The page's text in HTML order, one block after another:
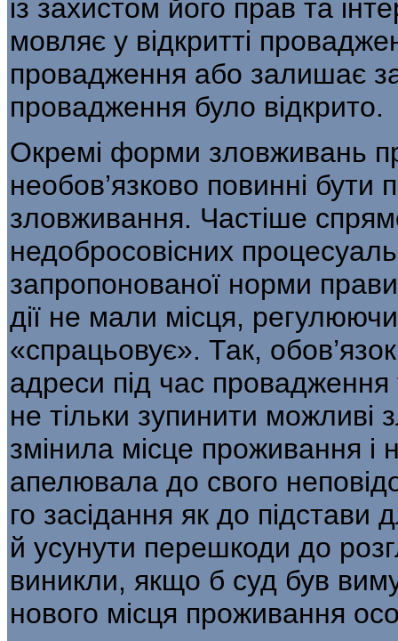
із захистом його прав та
мовляє у відкритті
проваджен­ня або залишає
провадження було відкрито.
Окремі форми зловживань
необов’язково повинні бути
зловживання. Частіше
недобросовісних
запропонованої норми
дії не мали місця,
«спрацьовує». Так,
адреси під час
не тільки зупинити
змінила місце проживання
апелювала до свого
го засідання як до підстави
й усунути перешкоди до
виникли, якщо б суд був
нового місця проживання